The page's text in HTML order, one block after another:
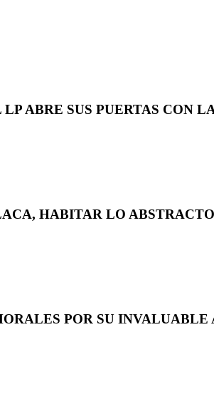
ABRE SUS PUERTAS CON
HABITAR LO
POR SU INVALUABLE